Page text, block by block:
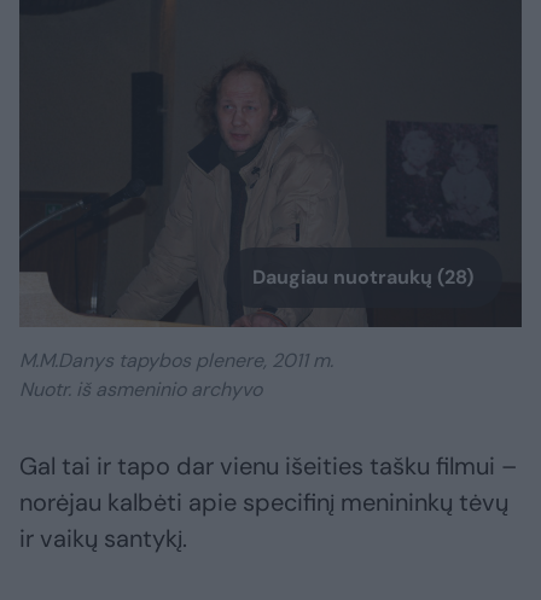
Daugiau nuotraukų (28)
M.M.Danys tapybos plenere, 2011 m.
Nuotr. iš asmeninio archyvo
Gal tai ir tapo dar vienu išeities tašku filmui –
norėjau kalbėti apie specifinį menininkų tėvų
ir vaikų santykį.